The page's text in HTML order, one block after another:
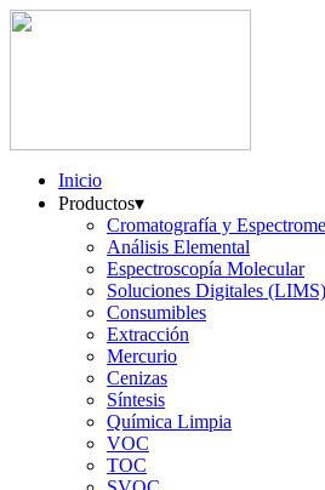
Inicio
Productos▾
Cromatografía y
Análisis Elemental
Espectroscopía Molecular
Soluciones Digitales (LIMS)
Consumibles
Extracción
Mercurio
Cenizas
Síntesis
Química Limpia
VOC
TOC